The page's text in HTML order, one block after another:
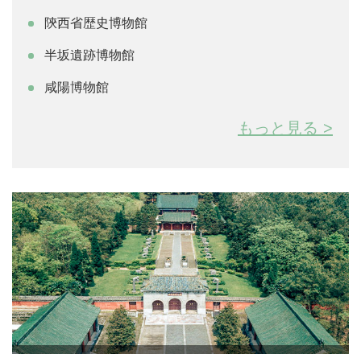
過去に様々な文化を創造した人々とそれを現代に蘇らせ
た人々の知識と努力の結晶といえるでしょう。
陝西省歴史博物館
半坂遺跡博物館
咸陽博物館
もっと見る >